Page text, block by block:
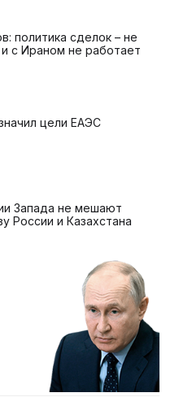
политика сделок – не
с Ираном не работает
цели ЕАЭС
Запада не мешают
России и Казахстана